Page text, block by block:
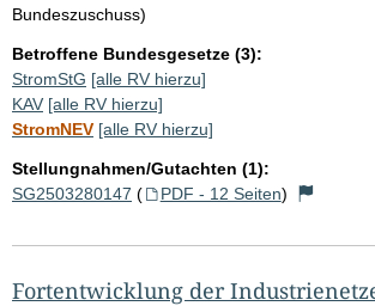
Bundeszuschuss)
Betroffene Bundesgesetze (3):
StromStG [alle RV hierzu]
KAV [alle RV hierzu]
StromNEV [alle RV hierzu]
Stellungnahmen/Gutachten (1):
SG2503280147 ( PDF - 12 Seiten)
Fortentwicklung der